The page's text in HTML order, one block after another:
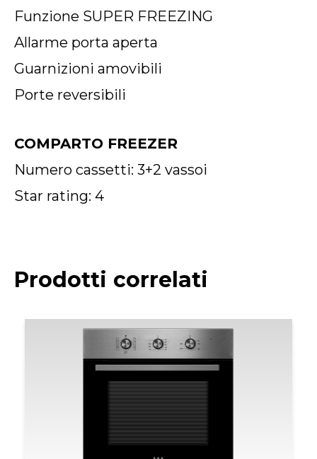
Funzione SUPER FREEZING
Allarme porta aperta
Guarnizioni amovibili
Porte reversibili
COMPARTO FREEZER
Numero cassetti: 3+2 vassoi
Star rating: 4
Prodotti correlati
Il
prezzo
Il